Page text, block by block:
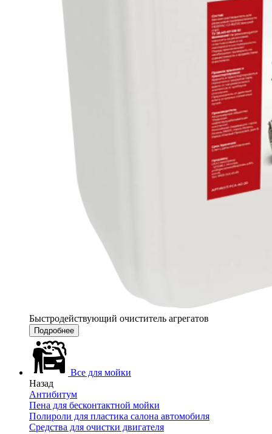
Быстродействующий очиститель агрегатов
Подробнее
Все для мойки
Назад
Антибитум
Пена для бесконтактной мойки
Полироли для пластика салона автомобиля
Средства для очистки двигателя